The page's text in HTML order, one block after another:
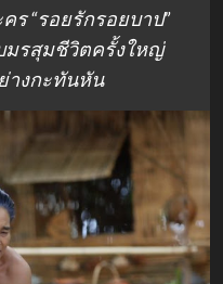
ร “รอยรักรอยบาป”
มรสุมชีวิตครั้งใหญ่
างกะทันหัน